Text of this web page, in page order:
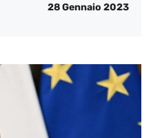
28 Gennaio 2023